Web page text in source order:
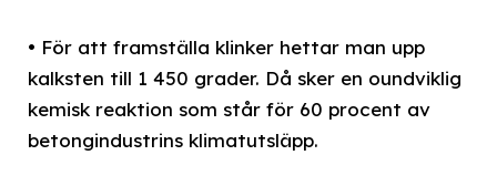
• För att framställa klinker hettar man upp
kalksten till 1 450 grader. Då sker en oundviklig
kemisk reaktion som står för 60 procent av
betongindustrins klimatutsläpp.